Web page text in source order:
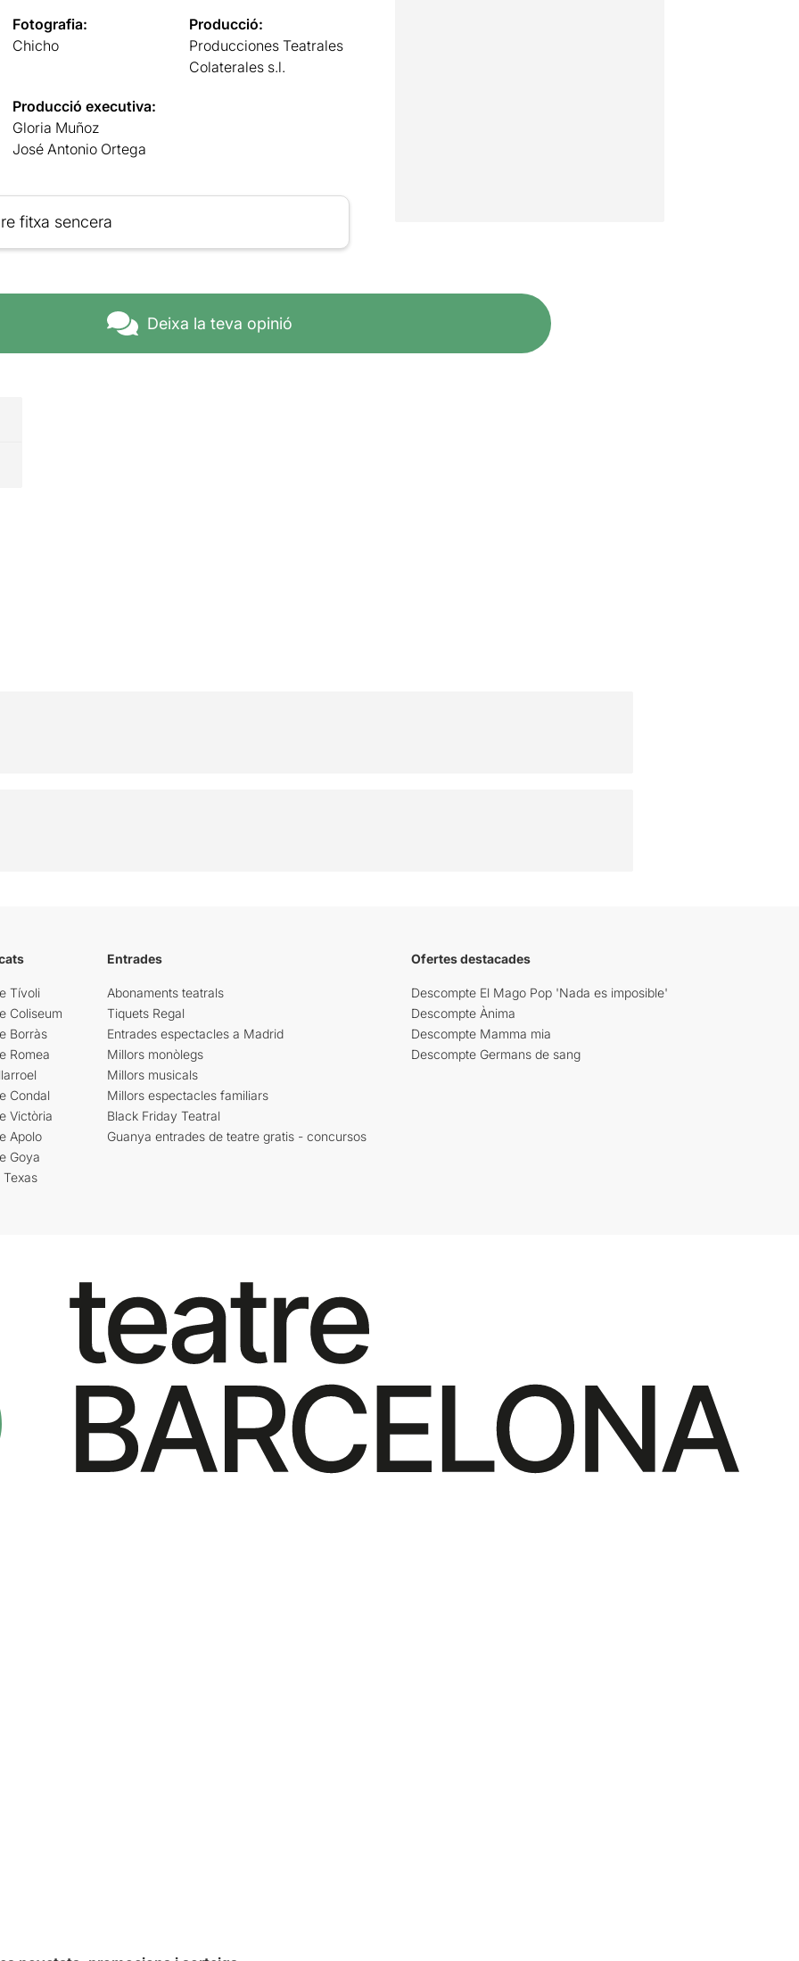
Fotografia:
Chicho
Producció:
Producciones Teatrales
Colaterales s.l.
Producció executiva:
Gloria Muñoz
José Antonio Ortega
fitxa sencera
Deixa la teva opinió
Tívoli
Coliseum
Borràs
Romea
Condal
Victòria
Apolo
Goya
Texas
Entrades
Abonaments teatrals
Tiquets Regal
Entrades espectacles a Madrid
Millors monòlegs
Millors musicals
Millors espectacles familiars
Black Friday Teatral
Guanya entrades de teatre gratis - concursos
Ofertes destacades
Descompte El Mago Pop 'Nada es imposible'
Descompte Ànima
Descompte Mamma mia
Descompte Germans de sang